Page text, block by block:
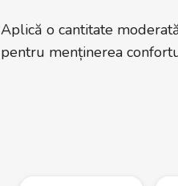
Aplică o cantitate
pentru menținerea